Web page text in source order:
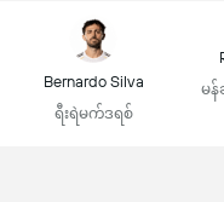
Bernardo Silva
ရီးရဲမက်ဒရစ်
မန်